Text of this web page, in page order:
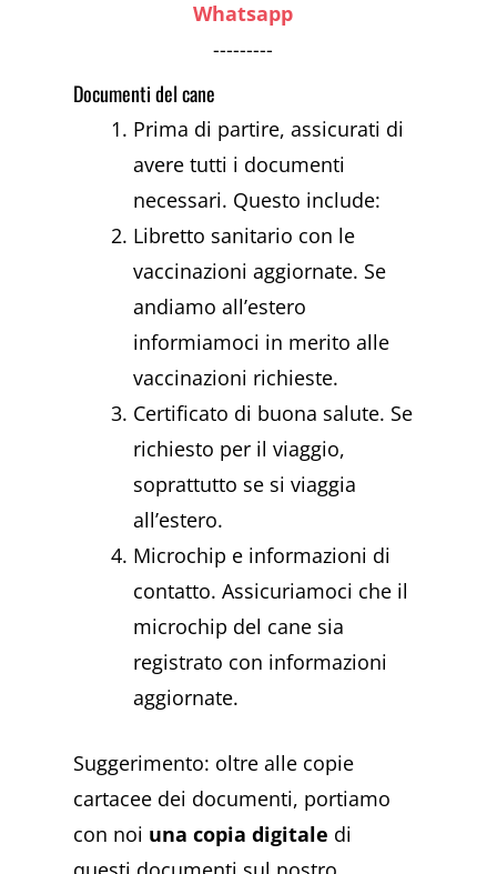
Whatsapp
---------
Documenti del cane
Prima di partire, assicurati di
avere tutti i documenti
necessari. Questo include:
Libretto sanitario con le
vaccinazioni aggiornate. Se
andiamo all’estero
informiamoci in merito alle
vaccinazioni richieste.
Certificato di buona salute. Se
richiesto per il viaggio,
soprattutto se si viaggia
all’estero.
Microchip e informazioni di
contatto. Assicuriamoci che il
microchip del cane sia
registrato con informazioni
aggiornate.
Suggerimento: oltre alle copie
cartacee dei documenti, portiamo
con noi una copia digitale di